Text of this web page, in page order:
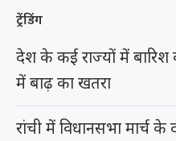
ट्रेंडिंग
देश के कई राज्यों में
में बाढ़ का खतरा
रांची में विधानसभा मार्च